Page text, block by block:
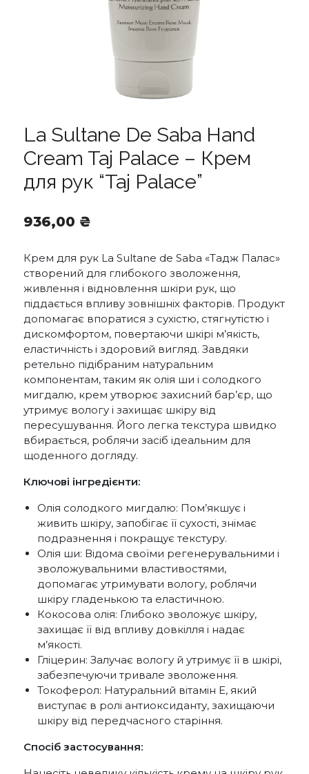
La Sultane De Saba Hand
Cream Taj Palace – Крем
для рук “Taj Palace”
936,00 ₴
Крем для рук La Sultane de Saba «Тадж Палас»
створений для глибокого зволоження,
живлення і відновлення шкіри рук, що
піддається впливу зовнішніх факторів. Продукт
допомагає впоратися з сухістю, стягнутістю і
дискомфортом, повертаючи шкірі м’якість,
еластичність і здоровий вигляд. Завдяки
ретельно підібраним натуральним
компонентам, таким як олія ши і солодкого
мигдалю, крем утворює захисний бар’єр, що
утримує вологу і захищає шкіру від
пересушування. Його легка текстура швидко
вбирається, роблячи засіб ідеальним для
щоденного догляду.
Ключові інгредієнти:
Олія солодкого мигдалю: Пом’якшує і
живить шкіру, запобігає її сухості, знімає
подразнення і покращує текстуру.
Олія ши: Відома своїми регенерувальними і
зволожувальними властивостями,
допомагає утримувати вологу, роблячи
шкіру гладенькою та еластичною.
Кокосова олія: Глибоко зволожує шкіру,
захищає її від впливу довкілля і надає
м’якості.
Гліцерин: Залучає вологу й утримує її в шкірі,
забезпечуючи тривале зволоження.
Токоферол: Натуральний вітамін E, який
виступає в ролі антиоксиданту, захищаючи
шкіру від передчасного старіння.
Спосіб застосування: